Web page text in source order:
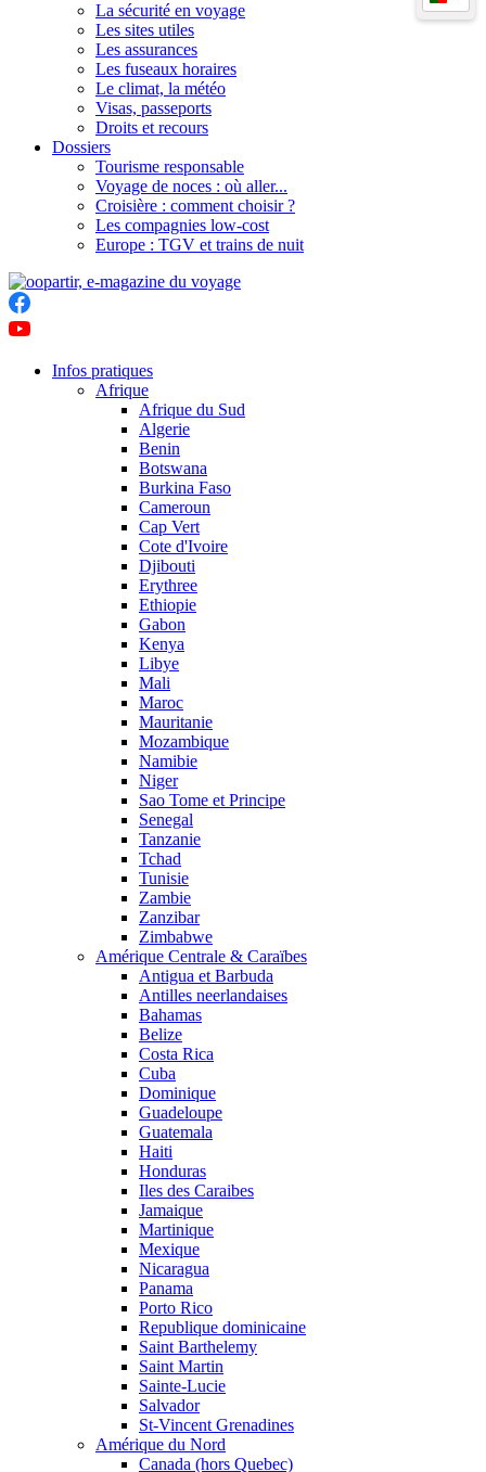
La sécurité en voyage
Les sites utiles
Les assurances
Les fuseaux horaires
Le climat, la météo
Visas, passeports
Droits et recours
Dossiers
Tourisme responsable
Voyage de noces : où aller...
Croisière : comment choisir ?
Les compagnies low-cost
Europe : TGV et trains de nuit
Infos pratiques
Afrique
Afrique du Sud
Algerie
Benin
Botswana
Burkina Faso
Cameroun
Cap Vert
Cote d'Ivoire
Djibouti
Erythree
Ethiopie
Gabon
Kenya
Libye
Mali
Maroc
Mauritanie
Mozambique
Namibie
Niger
Sao Tome et Principe
Senegal
Tanzanie
Tchad
Tunisie
Zambie
Zanzibar
Zimbabwe
Amérique Centrale & Caraïbes
Antigua et Barbuda
Antilles neerlandaises
Bahamas
Belize
Costa Rica
Cuba
Dominique
Guadeloupe
Guatemala
Haiti
Honduras
Iles des Caraibes
Jamaique
Martinique
Mexique
Nicaragua
Panama
Porto Rico
Republique dominicaine
Saint Barthelemy
Saint Martin
Sainte-Lucie
Salvador
St-Vincent Grenadines
Amérique du Nord
Canada (hors Quebec)